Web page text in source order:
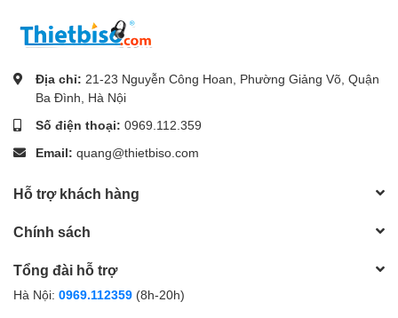
Địa chỉ: 21-23 Nguyễn Công Hoan, Phường Giảng Võ, Quận
Ba Đình, Hà Nội
Số điện thoại: 0969.112.359
Email: quang@thietbiso.com
Hỗ trợ khách hàng
Chính sách
Tổng đài hỗ trợ
Hà Nội: 0969.112359 (8h-20h)